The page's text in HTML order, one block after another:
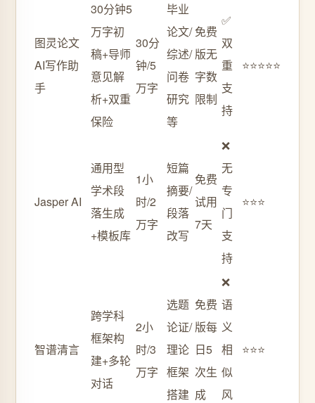
图灵论文
AI写作助
手
30分钟5
万字初
稿+导师
意见解
析+双重
保险
30分
钟/5
万字
毕业
论文/
综述/
问卷
研究
等
免费
版无
字数
限制
✅
双
重
支
持
⭐⭐⭐⭐⭐
Jasper AI
通用型
学术段
落生成
+模板库
1小
时/2
万字
短篇
摘要/
段落
改写
免费
试用
7天
❌
无
专
门
支
持
⭐⭐⭐
智谱清言
跨学科
框架构
建+多轮
对话
2小
时/3
万字
选题
论证/
理论
框架
搭建
免费
版每
日5
次生
成
❌
语
义
相
似
风
⭐⭐⭐